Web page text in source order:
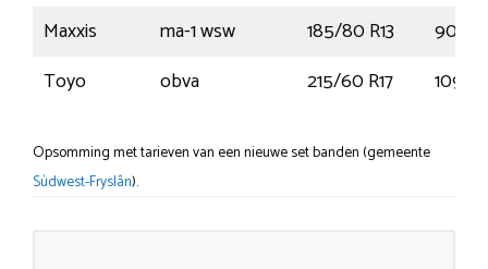
Maxxis
ma-1 wsw 185/80 R13
90S
Toyo
obva 215/60 R17 109T
Opsomming met tarieven van een nieuwe set banden (gemeente
Súdwest-Fryslân).